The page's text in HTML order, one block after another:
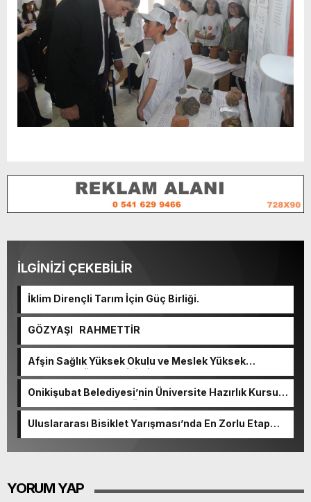
İLGİNİZİ ÇEKEBİLİR
İklim Dirençli Tarım İçin Güç Birliği.
GÖZYAŞI RAHMETTİR
Afşin Sağlık Yüksek Okulu ve Meslek Yüksek
Okulunda görev değişimi!
Onikişubat Belediyesi’nin Üniversite Hazırlık Kursu
başvurularında son gün 7 Ağustos.
Uluslararası Bisiklet Yarışması’nda En Zorlu Etap
YORUM YAP